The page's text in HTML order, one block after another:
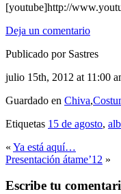
[youtube]http://
Deja un comentario
Publicado por Sastres
julio 15th, 2012 at 11:00
Guardado en Chiva,
Etiquetas 15 de agosto,
« Ya está aquí…
Presentación átame’12 »
Escribe tu